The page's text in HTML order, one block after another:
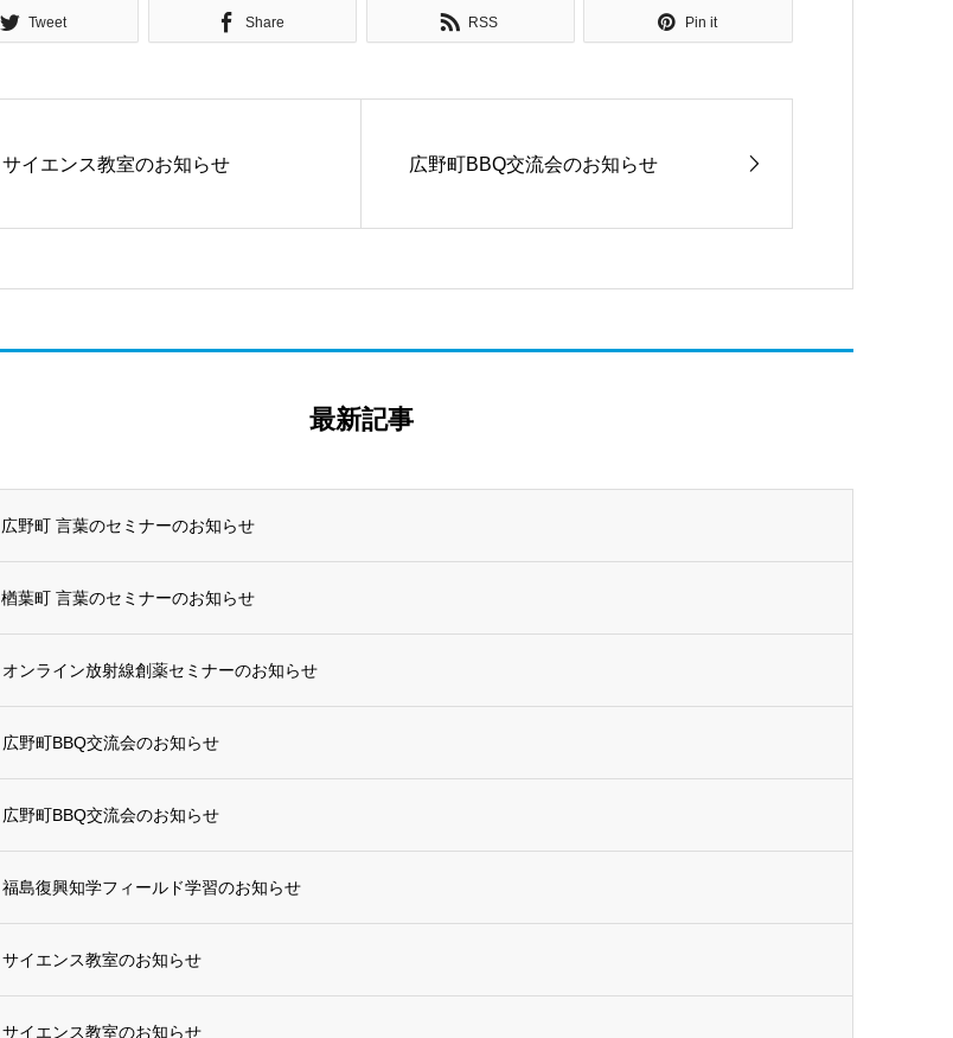
Tweet Share RSS Pin it
サイエンス教室のお知らせ 広野町BBQ交流会のお知らせ
最新記事
広野町 言葉のセミナーのお知らせ
楢葉町 言葉のセミナーのお知らせ
オンライン放射線創薬セミナーのお知らせ
広野町BBQ交流会のお知らせ
広野町BBQ交流会のお知らせ
福島復興知学フィールド学習のお知らせ
サイエンス教室のお知らせ
サイエンス教室のお知らせ